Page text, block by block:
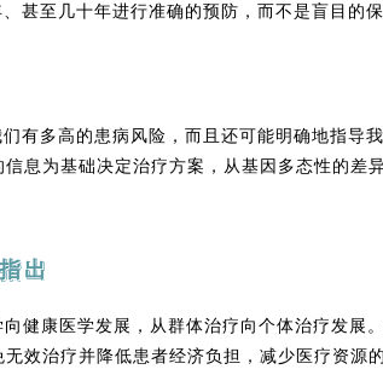
甚至几十年进行准确的预防，而不是盲目的
有多高的患病风险，而且还可能明确地指导
息为基础决定治疗方案，从基因多态性的差
出
健康医学发展，从群体治疗向个体治疗发
效治疗并降低患者经济负担，减少医疗资